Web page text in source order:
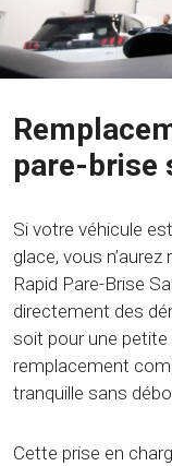
pare-brise
Si votre véhicule
glace, vous
Rapid Pare-Brise
directement des
soit pour une petite
remplacement
tranquille sans
Cette prise en